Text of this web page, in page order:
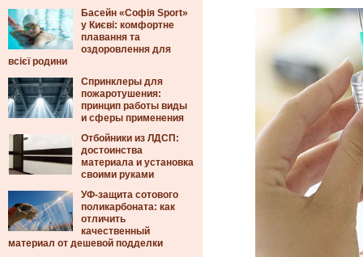
Басейн «Софія Sport»
у Києві: комфортне
плавання та
оздоровлення для
всієї родини
Спринклеры для
пожаротушения:
принцип работы виды
и сферы применения
Отбойники из ЛДСП:
достоинства
материала и установка
своими руками
УФ-защита сотового
поликарбоната: как
отличить
качественный
материал от дешевой подделки